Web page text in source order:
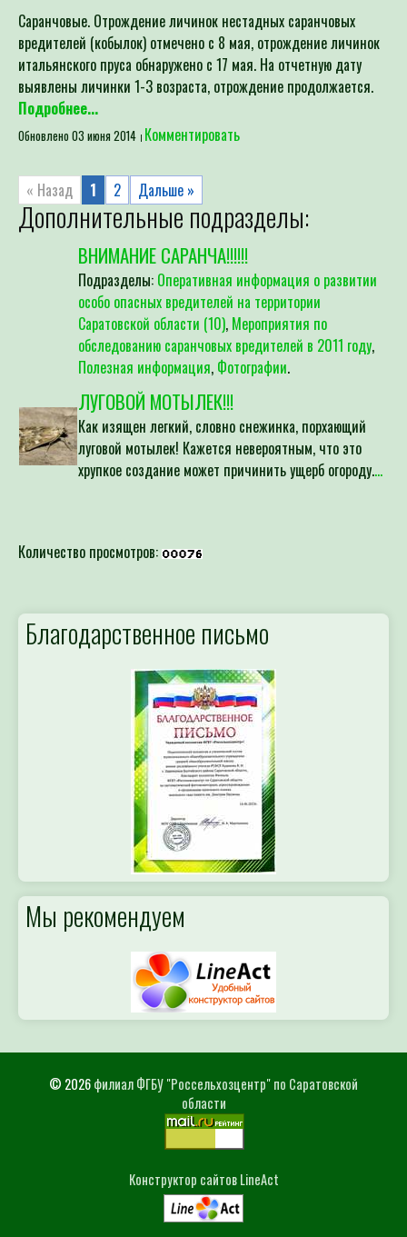
Саранчовые. Отрождение личинок нестадных саранчовых
вредителей (кобылок) отмечено с 8 мая, отрождение личинок
итальянского пруса обнаружено с 17 мая. На отчетную дату
выявлены личинки 1-3 возраста, отрождение продолжается.
Подробнее...
Обновлено 03 июня 2014 Комментировать
« Назад 1 2 Дальше »
Дополнительные подразделы:
ВНИМАНИЕ САРАНЧА!!!!!!
Подразделы: Оперативная информация о развитии
особо опасных вредителей на территории
Саратовской области (10),Мероприятия по
обследованию саранчовых вредителей в 2011 году
Полезная информация,Фотографии.
ЛУГОВОЙ МОТЫЛЕК!!!
Как изящен легкий, словно снежинка, порхающий
луговой мотылек! Кажется невероятным, что это
хрупкое создание может причинить ущерб огороду.
Количество просмотров:
Благодарственное письмо
Мы рекомендуем
© 2026 филиал ФГБУ "Россельхозцентр" по Саратовской
области
Конструктор сайтов LineAct